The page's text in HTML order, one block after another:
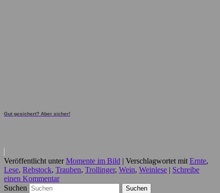
Gut gesichert? Aber sicher!
Veröffentlicht unter Momente im Bild | Verschlagwortet mit Ernte,
Lese, Rebstock, Trauben, Trollinger, Wein, Weinlese | Schreibe
einen Kommentar
Suchen